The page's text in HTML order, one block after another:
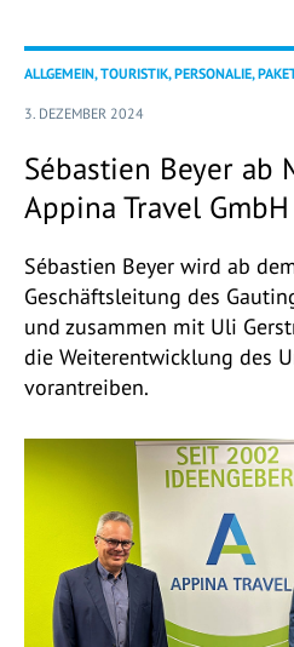
ALLGEMEIN, TOURISTIK, PERSONALIE,
3. DEZEMBER 2024
Sébastien Beyer ab
Appina Travel GmbH
Sébastien Beyer wird ab
Geschäftsleitung des
und zusammen mit Uli
die Weiterentwicklung des
vorantreiben.